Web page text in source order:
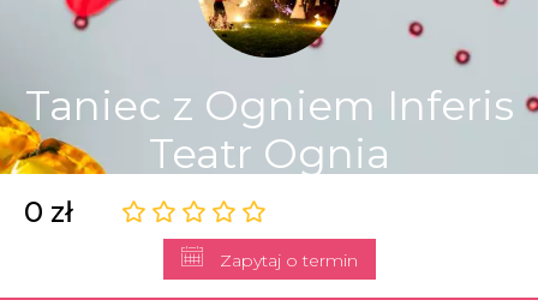
Taniec z Ogniem Inferis
Teatr Ognia
0 zł
Zapytaj o termin